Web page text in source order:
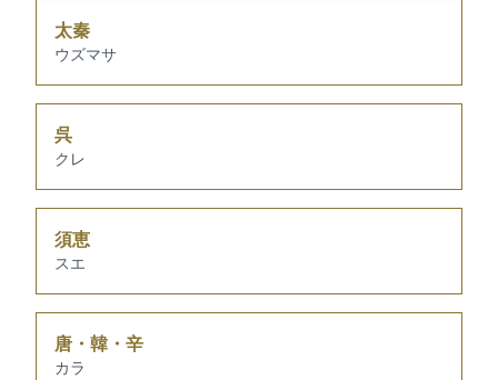
太秦
ウズマサ
呉
クレ
須恵
スエ
唐・韓・辛
カラ